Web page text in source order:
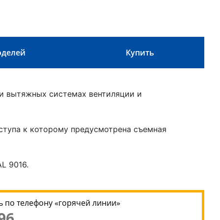
Купить
вытяжных системах вентиляции и
к которому предусмотрена съемная
9016.
телефону «горячей линии»